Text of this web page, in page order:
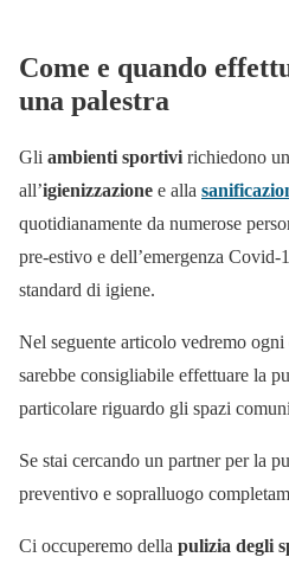
Come e quando
una palestra
Gli ambienti sportivi richiedono
all’igienizzazione e alla
quotidianamente da numerose
pre-estivo e dell’emergenza Covid-
standard di igiene.
Nel seguente articolo vedremo
sarebbe consigliabile effettuare la
particolare riguardo gli spazi
Se stai cercando un partner per la
preventivo e sopralluogo
Ci occuperemo della pulizia degli